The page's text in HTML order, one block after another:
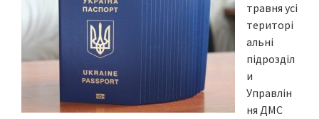
травня усі
територі
альні
підрозділ
и
Управлін
ня ДМС